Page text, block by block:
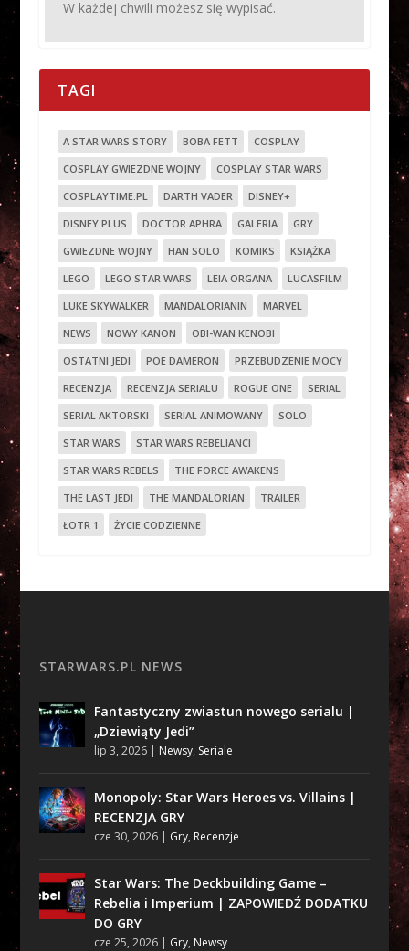
W każdej chwili możesz się wypisać.
TAGI
A STAR WARS STORY BOBA FETT
COSPLAY
COSPLAY GWIEZDNE WOJNY
COSPLAY STAR WARS
COSPLAYTIME.PL
DARTH VADER
DISNEY+
DISNEY PLUS
DOCTOR APHRA GALERIA
GRY
GWIEZDNE WOJNY
HAN SOLO KOMIKS
KSIĄŻKA
LEGO
LEGO STAR WARS LEIA ORGANA
LUCASFILM
LUKE SKYWALKER
MANDALORIANIN
MARVEL
NEWS
NOWY KANON
OBI-WAN KENOBI
OSTATNI JEDI
POE DAMERON
PRZEBUDZENIE MOCY
RECENZJA
RECENZJA SERIALU ROGUE ONE
SERIAL
SERIAL AKTORSKI
SERIAL ANIMOWANY
SOLO
STAR WARS
STAR WARS REBELIANCI
STAR WARS REBELS
THE FORCE AWAKENS
THE LAST JEDI
THE MANDALORIAN
TRAILER
ŁOTR 1
ŻYCIE CODZIENNE
STARWARS.PL NEWS
Fantastyczny zwiastun nowego serialu |
„Dziewiąty Jedi”
lip 3, 2026| Newsy, Seriale
Monopoly: Star Wars Heroes vs. Villains |
RECENZJA GRY
cze 30, 2026| Gry, Recenzje
Star Wars: The Deckbuilding Game –
Rebelia i Imperium | ZAPOWIEDŹ DODATKU
DO GRY
cze 25, 2026| Gry, Newsy